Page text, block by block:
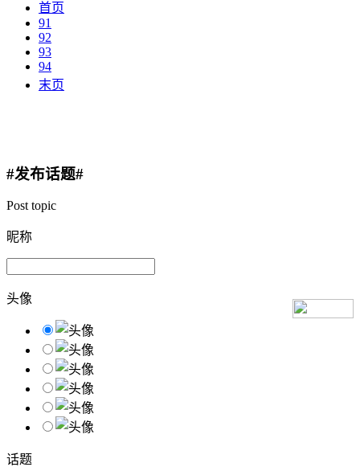
首页
91
92
93
94
末页
#发布话题#
Post topic
昵称
头像
话题